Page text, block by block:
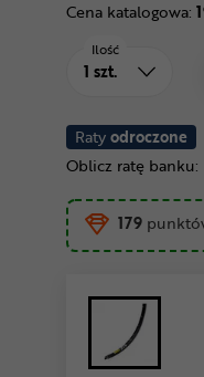
Cena katalogowa:
Ratyodroczone
Oblicz ratę banku:
Ilość
179